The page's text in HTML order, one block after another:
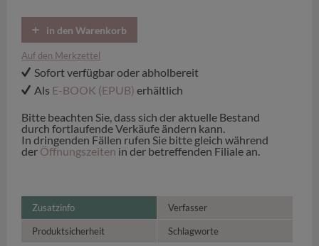
in den Warenkorb
Auf den Merkzettel
Sofort verfügbar oder abholbereit
Als E-BOOK (EPUB) erhältlich
Bitte beachten Sie, dass sich der aktuelle Bestand
durch fortlaufende Verkäufe ändern kann.
In dringenden Fällen rufen Sie bitte gleich während
der Öffnungszeiten in der betreffenden Filiale an.
Zusatzinfo Verfasser
Produktsicherheit Schlagworte